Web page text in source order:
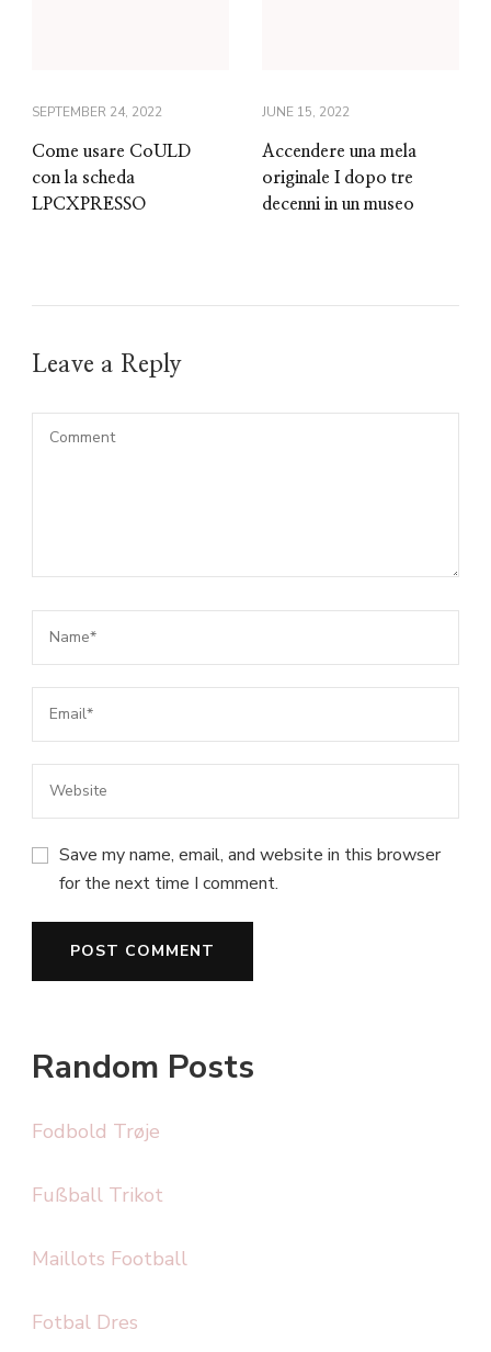
SEPTEMBER 24, 2022
Come usare CoULD
con la scheda
LPCXPRESSO
JUNE 15, 2022
Accendere una mela
originale I dopo tre
decenni in un museo
Leave a Reply
Save my name, email, and website in this browser
for the next time I comment.
Random Posts
Fodbold Trøje
Fußball Trikot
Maillots Football
Fotbal Dres